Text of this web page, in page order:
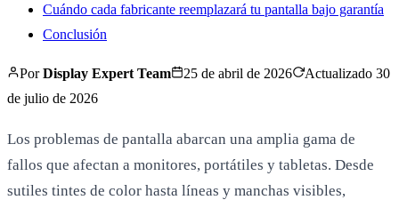
Cuándo cada fabricante reemplazará tu pantalla bajo garantía
Conclusión
PorDisplay Expert Team 25 de abril de 2026 Actualizado 30
de julio de 2026
Los problemas de pantalla abarcan una amplia gama de
fallos que afectan a monitores, portátiles y tabletas. Desde
sutiles tintes de color hasta líneas y manchas visibles,